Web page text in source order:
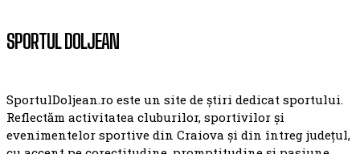
SPORTUL DOLJEAN
SportulDoljean.ro este un site de știri dedicat sportului.
Reflectăm activitatea cluburilor, sportivilor și
evenimentelor sportive din Craiova și din întreg județul,